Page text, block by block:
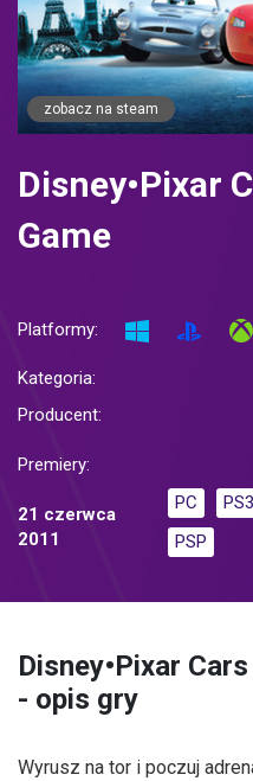
zobacz na steam
Disney•Pixar
Game
Platformy:
Kategoria:
Producent:
Premiery:
21 czerwca
2011
PC PS3
PSP
Disney•Pixar
- opis gry
Wyrusz na tor i poczuj